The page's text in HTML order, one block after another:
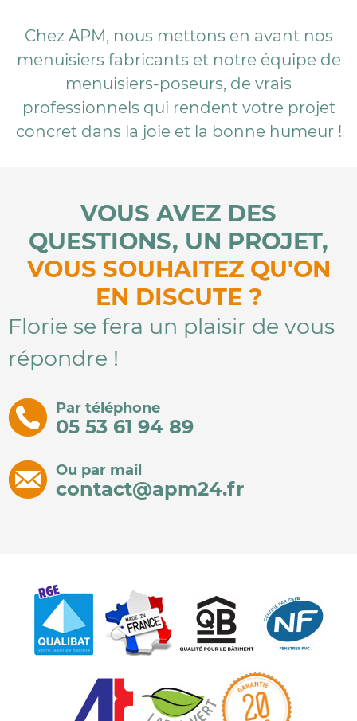
Chez APM, nous mettons en avant nos
menuisiers fabricants et notre équipe de
menuisiers-poseurs, de vrais
professionnels qui rendent votre projet
concret dans la joie et la bonne humeur !
VOUS AVEZ DES
QUESTIONS, UN PROJET,
VOUS SOUHAITEZ QU'ON
EN DISCUTE ?
Florie se fera un plaisir de vous
répondre !
Par téléphone
05 53 61 94 89
Ou par mail
contact@apm24.fr